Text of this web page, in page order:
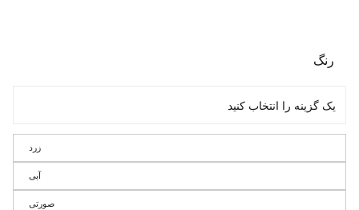
رنگ
زرد
آبی
صورتی